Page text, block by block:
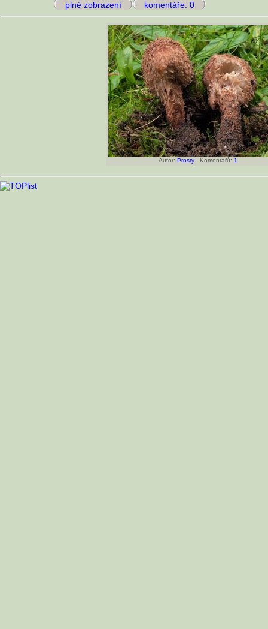
plné zobrazení komentáře: 0
Autor: Prosty Komentářů: 1